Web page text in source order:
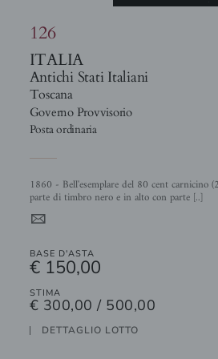
126
ITALIA
Antichi Stati Italiani
Toscana
Governo Provvisorio
Posta ordinaria
1860 - Bell'esemplare del 80 cent carnicino (22) annullato in basso con
parte di timbro nero e in alto con parte [..]
4
BASE D'ASTA
€ 150,00
STIMA
€ 300,00 / 500,00
DETTAGLIO LOTTO